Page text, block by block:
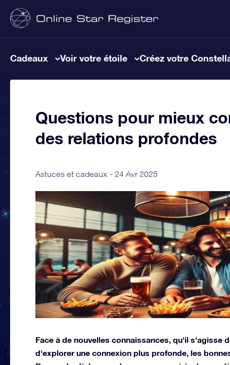
Cadeaux Voir votre étoile Créez votre
Questions pour mieux
des relations profondes
Astuces et cadeaux 24 Avr 2025
Face à de nouvelles connaissances, qu'il s'agisse
d'explorer une connexion plus profonde, les